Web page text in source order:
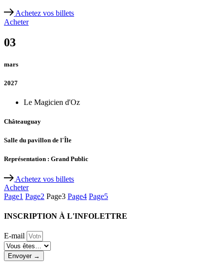
Achetez vos billets
Acheter
03
mars
2027
Le Magicien d'Oz
Châteauguay
Salle du pavillon de l'Île
Représentation : Grand Public
Achetez vos billets
Acheter
Page1 Page2 Page3 Page4 Page5
INSCRIPTION À L'INFOLETTRE
E-mail
Envoyer →